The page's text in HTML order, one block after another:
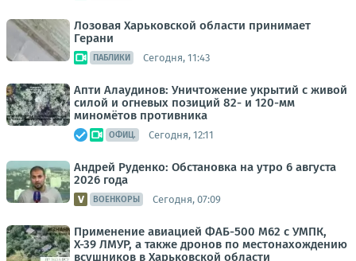
Лозовая Харьковской области принимает
Герани
ПАБЛИКИ Сегодня, 11:43
Апти Алаудинов: Уничтожение укрытий с живой
силой и огневых позиций 82- и 120-мм
миномётов противника
ОФИЦ. Сегодня, 12:11
Андрей Руденко: Обстановка на утро 6 августа
2026 года
ВОЕНКОРЫ Сегодня, 07:09
Применение авиацией ФАБ-500 М62 с УМПК,
Х-39 ЛМУР, а также дронов по местонахождению
всушников в Харьковской области